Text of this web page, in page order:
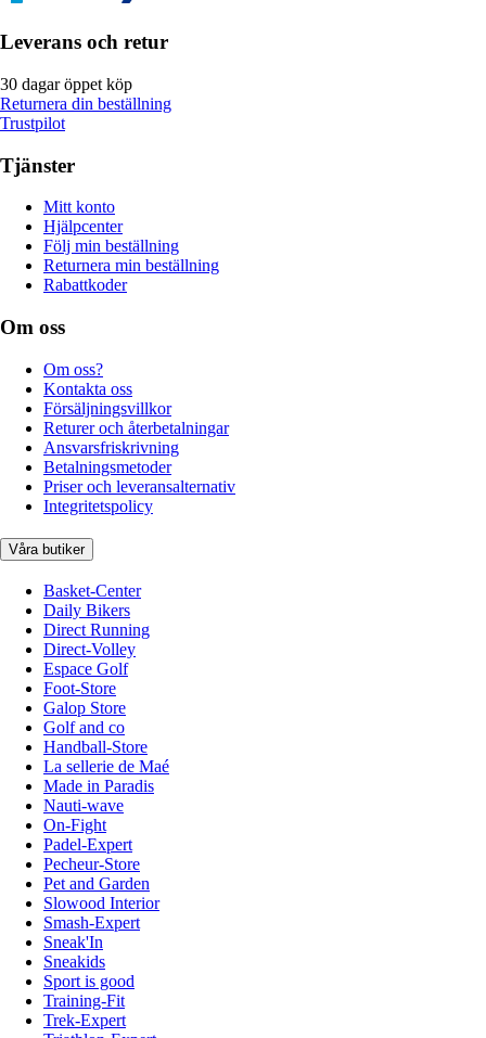
Leverans och retur
30 dagar öppet köp
Returnera din beställning
Trustpilot
Tjänster
Mitt konto
Hjälpcenter
Följ min beställning
Returnera min beställning
Rabattkoder
Om oss
Om oss?
Kontakta oss
Försäljningsvillkor
Returer och återbetalningar
Ansvarsfriskrivning
Betalningsmetoder
Priser och leveransalternativ
Integritetspolicy
Våra butiker
Basket-Center
Daily Bikers
Direct Running
Direct-Volley
Espace Golf
Foot-Store
Galop Store
Golf and co
Handball-Store
La sellerie de Maé
Made in Paradis
Nauti-wave
On-Fight
Padel-Expert
Pecheur-Store
Pet and Garden
Slowood Interior
Smash-Expert
Sneak'In
Sneakids
Sport is good
Training-Fit
Trek-Expert